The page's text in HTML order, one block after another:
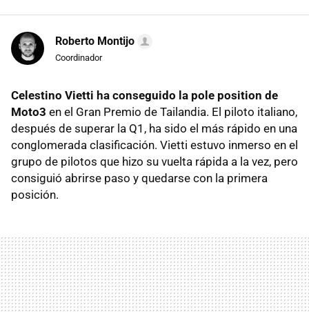
Roberto Montijo
Coordinador
Celestino Vietti ha conseguido la pole position de
Moto3 en el Gran Premio de Tailandia. El piloto italiano,
después de superar la Q1, ha sido el más rápido en una
conglomerada clasificación. Vietti estuvo inmerso en el
grupo de pilotos que hizo su vuelta rápida a la vez, pero
consiguió abrirse paso y quedarse con la primera
posición.